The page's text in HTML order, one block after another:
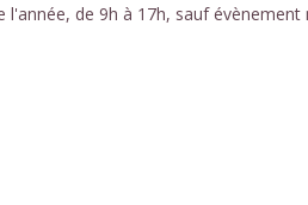
l'année, de 9h à 17h, sauf évènement